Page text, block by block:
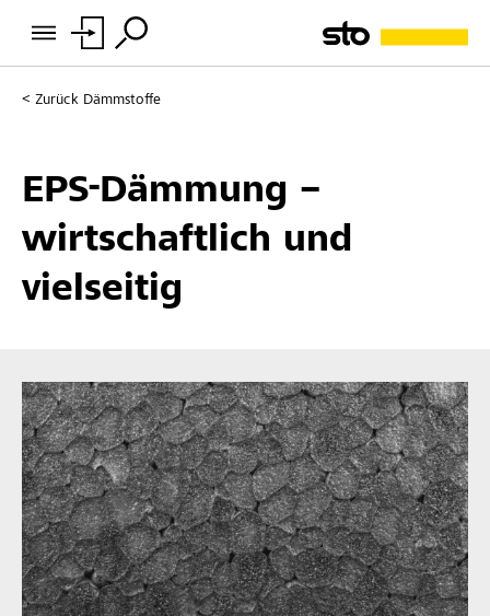
Zurück Dämmstoffe
EPS-Dämmung –
wirtschaftlich und
vielseitig